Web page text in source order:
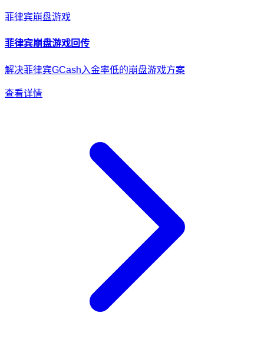
菲律宾崩盘游戏
菲律宾崩盘游戏回传
解决菲律宾GCash入金率低的崩盘游戏方案
查看详情